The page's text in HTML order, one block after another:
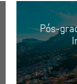
Pós-